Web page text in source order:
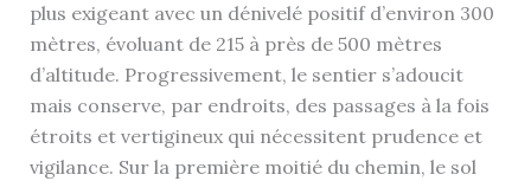
plus exigeant avec un dénivelé positif d’environ 300
mètres, évoluant de 215 à près de 500 mètres
d’altitude. Progressivement, le sentier s’adoucit
mais conserve, par endroits, des passages à la fois
étroits et vertigineux qui nécessitent prudence et
vigilance. Sur la première moitié du chemin, le sol